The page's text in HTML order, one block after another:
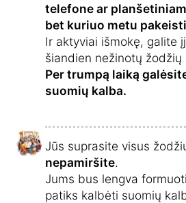
telefone ar
bet kuriuo metu
Ir aktyviai išmokę, galite
šiandien nežinotų žodžių
Per trumpą laiką
suomių kalba.
Jūs suprasite visus
nepamiršite.
Jums bus lengva
patiks kalbėti suomių